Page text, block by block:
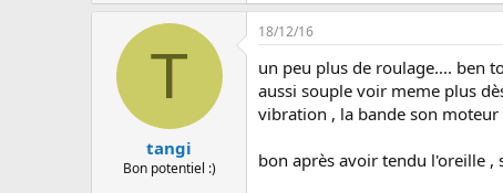
T
tangi
Bon potentiel :)
18/12/16
un peu plus de roulage.... ben
aussi souple voir meme plus
vibration , la bande son moteur
bon après avoir tendu l'oreille